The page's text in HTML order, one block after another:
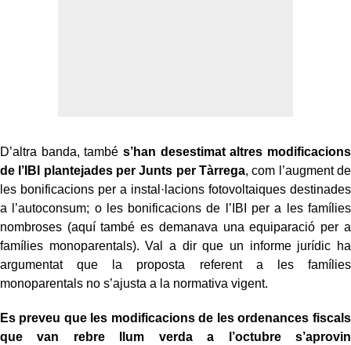
D’altra banda, també s’han desestimat altres modificacions
de l’IBI plantejades per Junts per Tàrrega, com l’augment de
les bonificacions per a instal·lacions fotovoltaiques destinades
a l’autoconsum; o les bonificacions de l’IBI per a les famílies
nombroses (aquí també es demanava una equiparació per a
famílies monoparentals). Val a dir que un informe jurídic ha
argumentat que la proposta referent a les famílies
monoparentals no s’ajusta a la normativa vigent.
Es preveu que les modificacions de les ordenances fiscals
que van rebre llum verda a l’octubre s’aprovin